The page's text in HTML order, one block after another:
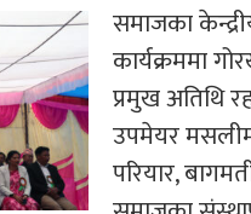
समाजका
कार्यक्रममा
प्रमुख अतिथि
उपमेयर
परियार,